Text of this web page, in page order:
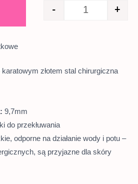
- +
karatowym złotem stal chirurgiczna
9,7mm
do przekłuwania
odporne na działanie wody i potu –
są przyjazne dla skóry